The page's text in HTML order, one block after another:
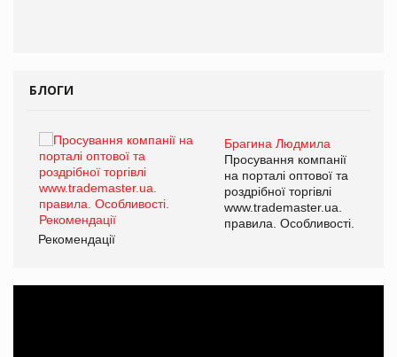
БЛОГИ
Брагина Людмила
Просування компанії
на порталі оптової та
роздрібної торгівлі
www.trademaster.ua.
правила. Особливості.
Рекомендації